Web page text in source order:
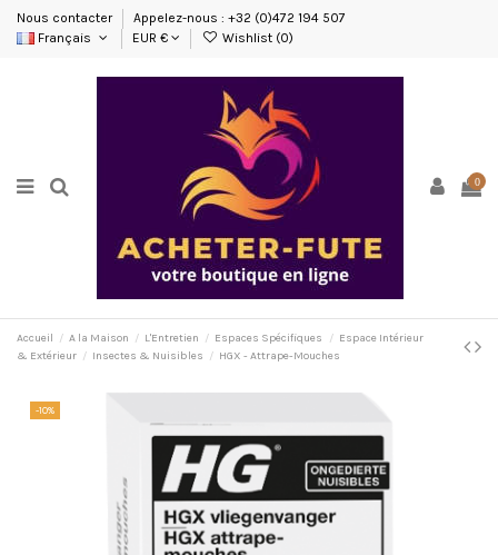
Nous contacter
Appelez-nous : +32 (0)472 194 507
Français
EUR € Wishlist (0)
0
Accueil A la Maison L'Entretien Espaces Spécifiques
Espace Intérieur
& Extérieur
Insectes & Nuisibles HGX - Attrape-Mouches
-10%